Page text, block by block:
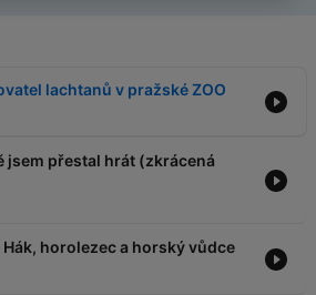
lachtanů v pražské ZOO
jsem přestal hrát (zkrácená
Hák, horolezec a horský vůdce